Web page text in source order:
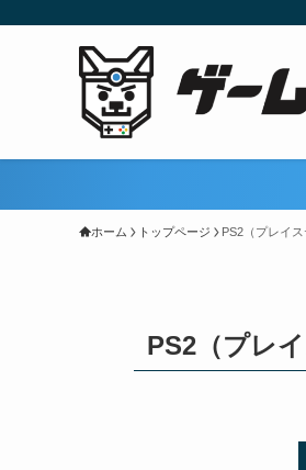
ホーム トップページ PS2（プレイ
PS2（プレ